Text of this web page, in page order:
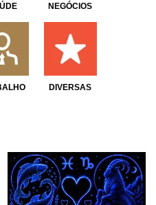
NEGÓCIOS
DIVERSAS